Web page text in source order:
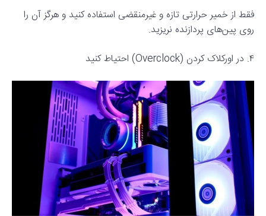
فقط از خمیر حرارتی تازه و غیرمنقضی استفاده کنید و هرگز آن را
روی پین‌های پردازنده نریزید.
۴. در اورکلاک کردن (Overclock) احتیاط کنید